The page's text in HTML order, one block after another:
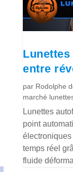
entre
par Rodolphe
marché
Lunettes
point
temps réel
fluide